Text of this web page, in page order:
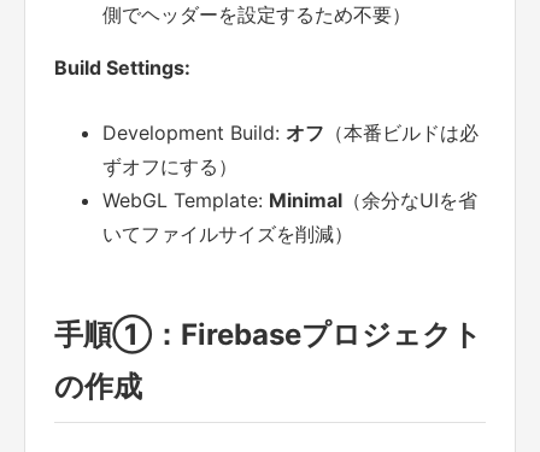
側でヘッダーを設定するため不要）
Build Settings:
Development Build: オフ （本番ビルドは必
ずオフにする）
WebGL Template: Minimal （余分なUIを省
いてファイルサイズを削減）
手順①：Firebaseプロジェクト
の作成